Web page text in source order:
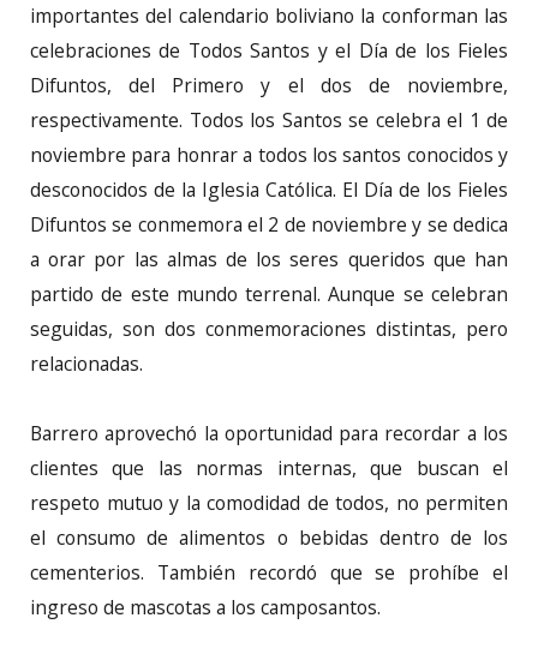
importantes del calendario boliviano la conforman las
celebraciones de Todos Santos y el Día de los Fieles
Difuntos, del Primero y el dos de noviembre,
respectivamente. Todos los Santos se celebra el 1 de
noviembre para honrar a todos los santos conocidos y
desconocidos de la Iglesia Católica. El Día de los Fieles
Difuntos se conmemora el 2 de noviembre y se dedica
a orar por las almas de los seres queridos que han
partido de este mundo terrenal. Aunque se celebran
seguidas, son dos conmemoraciones distintas, pero
relacionadas.
Barrero aprovechó la oportunidad para recordar a los
clientes que las normas internas, que buscan el
respeto mutuo y la comodidad de todos, no permiten
el consumo de alimentos o bebidas dentro de los
cementerios. También recordó que se prohíbe el
ingreso de mascotas a los camposantos.